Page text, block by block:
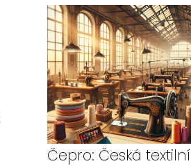
Čepro: Česká textilní